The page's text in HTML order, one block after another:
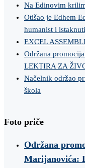
Na Edinovim
Otišao je Edhem
humanist i
EXCEL
Održana
LEKTIRA ZA
Načelnik održao
škola
Foto priče
Održana
Marijanovića: